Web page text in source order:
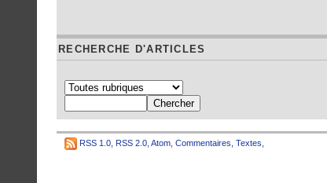
RECHERCHE D'ARTICLES
RSS 1.0 RSS 2.0 Atom Commentaires Textes